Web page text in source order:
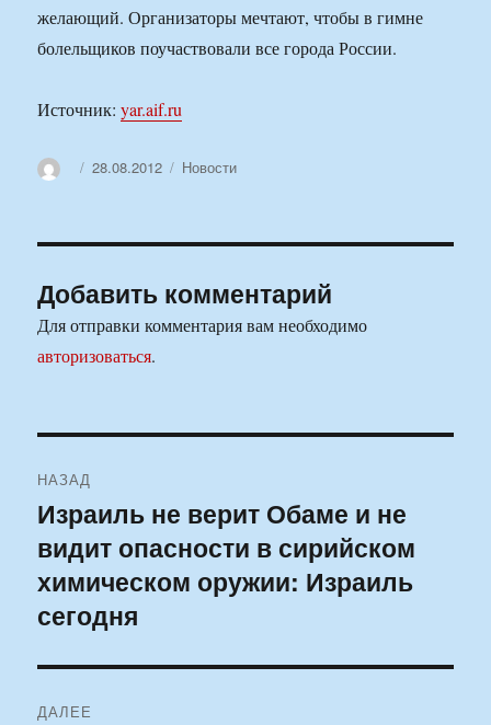
желающий. Организаторы мечтают, чтобы в гимне
болельщиков поучаствовали все города России.
Источник:yar.aif.ru
АвторОпубликовано
28.08.2012 Рубрики
Новости
Добавить комментарий
Для отправки комментария вам необходимо
авторизоваться.
по
записям
НАЗАД
Предыдущая
запись:
Израиль не верит Обаме и не
видит опасности в сирийском
химическом оружии: Израиль
сегодня
ДАЛЕЕ